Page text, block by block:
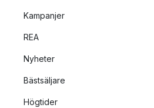
Kampanjer
REA
Nyheter
Bästsäljare
Högtider